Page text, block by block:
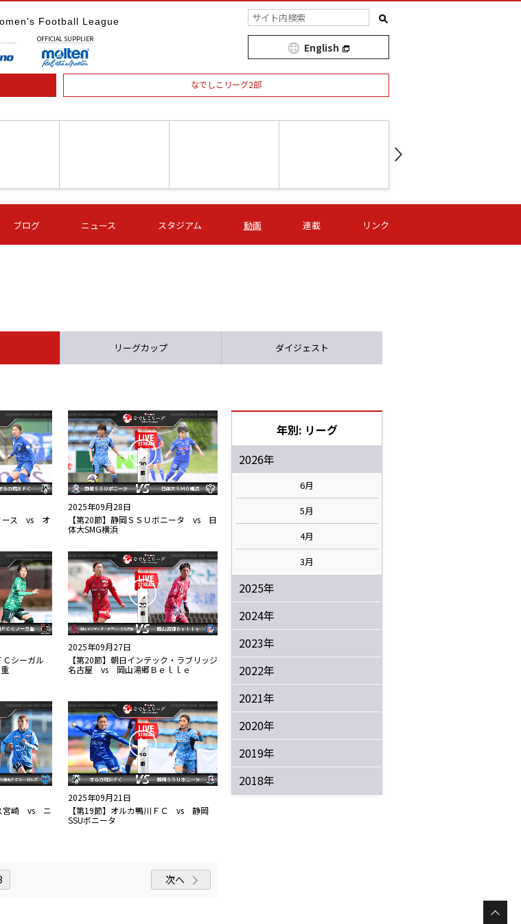
Football League
OFFICIAL SUPPLIER
English
なでしこリーグ2部
(土) 16:00
ＧＦ
-
いちご
-
第16節 09/06 (日) 15:00
-
第16節 09/06 (日) 15:00
- -
ブログ ニュース スタジアム 動画 連載 リンク
リーグカップ ダイジェスト
ース vs オ
2025年09月28日
【第20節】静岡ＳＳＵボニータ vs 日
体大SMG横浜
Ｃシーガル
2025年09月27日
【第20節】朝日インテック・ラブリッジ
名古屋 vs 岡山湯郷Ｂｅｌｌｅ
ス宮崎 vs ニ
2025年09月21日
【第19節】オルカ鴨川ＦＣ vs 静岡
SSUボニータ
次へ
年別: リーグ
2026年
6月
5月
4月
3月
2025年
2024年
2023年
2022年
2021年
2020年
2019年
2018年